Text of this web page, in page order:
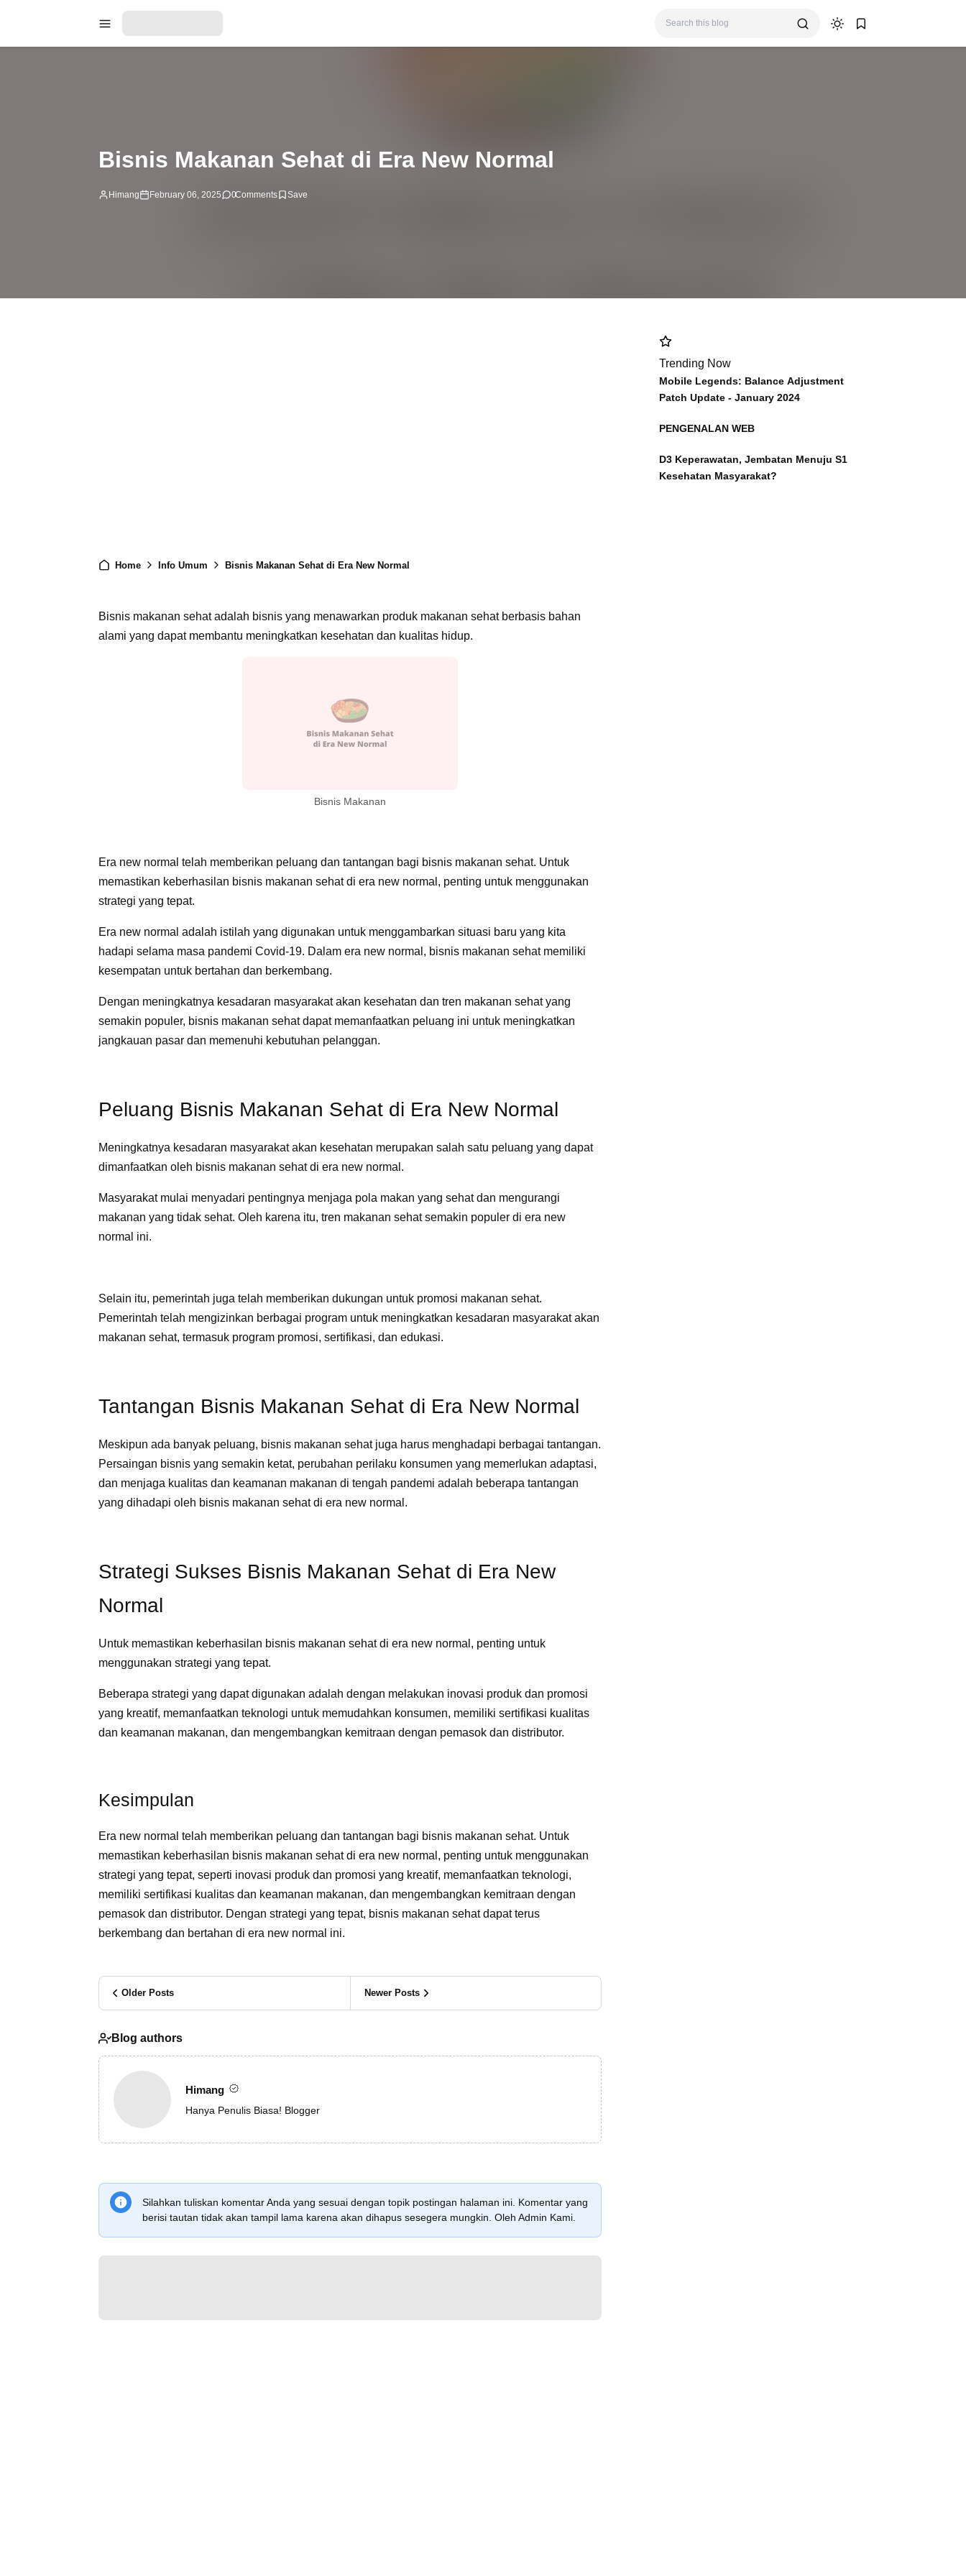
Bisnis Makanan Sehat di Era New Normal
Himang February 06, 2025 0Comments
Home Info Umum Bisnis Makanan Sehat di Era New Normal
Bisnis makanan sehat adalah bisnis yang menawarkan produk makanan sehat berbasis bahan
alami yang dapat membantu meningkatkan kesehatan dan kualitas hidup.
Bisnis Makanan
Era new normal telah memberikan peluang dan tantangan bagi bisnis makanan sehat. Untuk
memastikan keberhasilan bisnis makanan sehat di era new normal, penting untuk menggunakan
strategi yang tepat.
Era new normal adalah istilah yang digunakan untuk menggambarkan situasi baru yang kita
hadapi selama masa pandemi Covid-19. Dalam era new normal, bisnis makanan sehat memiliki
kesempatan untuk bertahan dan berkembang.
Dengan meningkatnya kesadaran masyarakat akan kesehatan dan tren makanan sehat yang
semakin populer, bisnis makanan sehat dapat memanfaatkan peluang ini untuk meningkatkan
jangkauan pasar dan memenuhi kebutuhan pelanggan.
Peluang Bisnis Makanan Sehat di Era New Normal
Meningkatnya kesadaran masyarakat akan kesehatan merupakan salah satu peluang yang dapat
dimanfaatkan oleh bisnis makanan sehat di era new normal.
Masyarakat mulai menyadari pentingnya menjaga pola makan yang sehat dan mengurangi
makanan yang tidak sehat. Oleh karena itu, tren makanan sehat semakin populer di era new
normal ini.
Selain itu, pemerintah juga telah memberikan dukungan untuk promosi makanan sehat.
Pemerintah telah mengizinkan berbagai program untuk meningkatkan kesadaran masyarakat akan
makanan sehat, termasuk program promosi, sertifikasi, dan edukasi.
Tantangan Bisnis Makanan Sehat di Era New Normal
Meskipun ada banyak peluang, bisnis makanan sehat juga harus menghadapi berbagai tantangan.
Persaingan bisnis yang semakin ketat, perubahan perilaku konsumen yang memerlukan adaptasi,
dan menjaga kualitas dan keamanan makanan di tengah pandemi adalah beberapa tantangan
yang dihadapi oleh bisnis makanan sehat di era new normal.
Strategi Sukses Bisnis Makanan Sehat di Era New
Normal
Untuk memastikan keberhasilan bisnis makanan sehat di era new normal, penting untuk
menggunakan strategi yang tepat.
Beberapa strategi yang dapat digunakan adalah dengan melakukan inovasi produk dan promosi
yang kreatif, memanfaatkan teknologi untuk memudahkan konsumen, memiliki sertifikasi kualitas
dan keamanan makanan, dan mengembangkan kemitraan dengan pemasok dan distributor.
Kesimpulan
Era new normal telah memberikan peluang dan tantangan bagi bisnis makanan sehat. Untuk
memastikan keberhasilan bisnis makanan sehat di era new normal, penting untuk menggunakan
strategi yang tepat, seperti inovasi produk dan promosi yang kreatif, memanfaatkan teknologi,
memiliki sertifikasi kualitas dan keamanan makanan, dan mengembangkan kemitraan dengan
pemasok dan distributor. Dengan strategi yang tepat, bisnis makanan sehat dapat terus
berkembang dan bertahan di era new normal ini.
Older Posts Newer Posts
Blog authors
Himang
Hanya Penulis Biasa! Blogger
Silahkan tuliskan komentar Anda yang sesuai dengan topik postingan halaman ini. Komentar yang
berisi tautan tidak akan tampil lama karena akan dihapus sesegera mungkin. Oleh Admin Kami.
Trending Now
Mobile Legends: Balance Adjustment
Patch Update - January 2024
PENGENALAN WEB
D3 Keperawatan, Jembatan Menuju S1
Kesehatan Masyarakat?